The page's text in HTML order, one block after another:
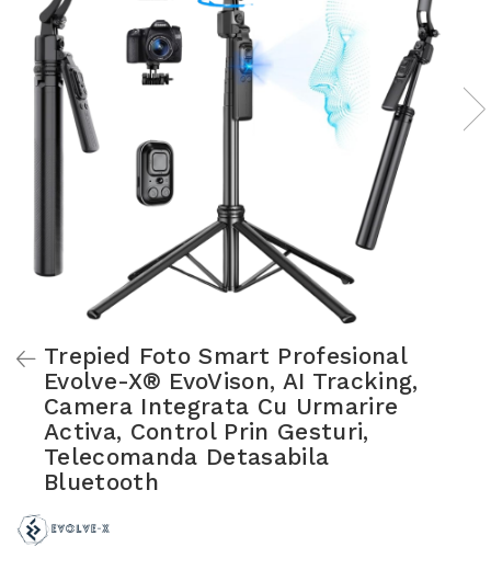
Trepied Foto Smart Profesional
Evolve-X® EvoVison, AI Tracking,
Camera Integrata Cu Urmarire
Activa, Control Prin Gesturi,
Telecomanda Detasabila
Bluetooth